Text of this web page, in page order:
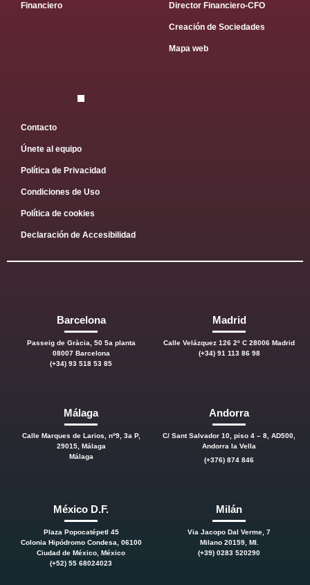
Financiero Director Financiero-CFO
Creación de Sociedades
Mapa web
Contacto
Únete al equipo
Política de Privacidad
Condiciones de Uso
Política de cookies
Declaración de Accesibilidad
Barcelona
Passeig de Gràcia, 50 5a planta
08007 Barcelona
(+34) 93 518 53 85
Madrid
Calle Velázquez 126 2º C 28006 Madrid
(+34) 91 113 86 98
Málaga
Calle Marques de Larios, nº9, 3a P,
29015, Málaga
Málaga
Andorra
C/ Sant Salvador 10, piso 4 – 8, AD500,
Andorra la Vella
(+376) 874 846
México D.F.
Plaza Popocatépetl 45
Colonia Hipódromo Condesa, 06100
Ciudad de México, México
(+52) 55 68024023
Milán
Via Jacopo Dal Verme, 7
Milano 20159, MI.
(+39) 0283 520290